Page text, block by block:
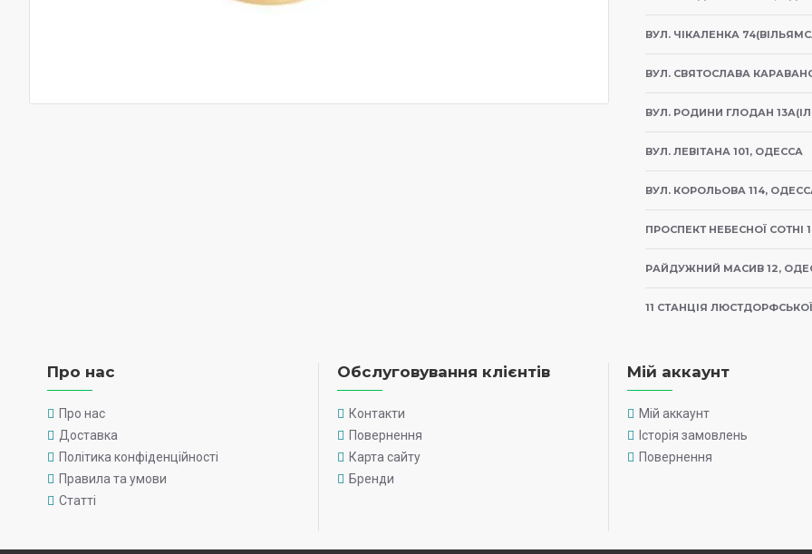
Консерви Томі
корми Томі такі
Чудовий смак і
жири
ВУЛ. ЧІКАЛЕНКА
ВУЛ. СВЯТОСЛАВА
ВУЛ. РОДИНИ ГЛОДАН
ВУЛ. ЛЕВІТАНА 101, ОДЕССА
ВУЛ. КОРОЛЬОВА 114,
ПРОСПЕКТ НЕБЕСНОЇ СОТНІ
РАЙДУЖНИЙ МАСИВ 12,
11 СТАНЦІЯ
Про нас
Про нас
Доставка
Політика конфіденційності
Правила та умови
Статті
Обслуговування клієнтів
Контакти
Повернення
Карта сайту
Бренди
Мій аккаунт
Мій аккаунт
Історія замовлень
Повернення